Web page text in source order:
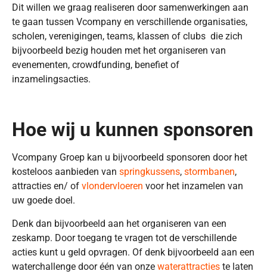
Dit willen we graag realiseren door samenwerkingen aan
te gaan tussen Vcompany en verschillende organisaties,
scholen, verenigingen, teams, klassen of clubs die zich
bijvoorbeeld bezig houden met het organiseren van
evenementen, crowdfunding, benefiet of
inzamelingsacties.
Hoe wij u kunnen sponsoren
Vcompany Groep kan u bijvoorbeeld sponsoren door het
kosteloos aanbieden van springkussens, stormbanen,
attracties en/ of vlondervloeren voor het inzamelen van
uw goede doel.
Denk dan bijvoorbeeld aan het organiseren van een
zeskamp. Door toegang te vragen tot de verschillende
acties kunt u geld opvragen. Of denk bijvoorbeeld aan een
waterchallenge door één van onze waterattracties te laten